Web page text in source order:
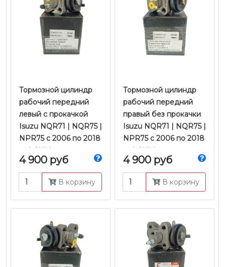
Тормозной цилиндр
рабочий передний
левый с прокачкой
Isuzu NQR71 | NQR75 |
NPR75 с 2006 по 2018
гг. | CHM
4 900 руб
В корзину
Тормозной цилиндр
рабочий передний
правый без прокачки
Isuzu NQR71 | NQR75 |
NPR75 с 2006 по 2018
гг. | CHM
4 900 руб
В корзину